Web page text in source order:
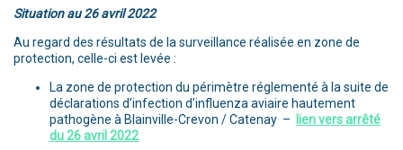
Situation au 26 avril2022
Au regard des résultats de la surveillance réalisée en zone de
protection, celle-ci est levée :
La zone de protection du périmètre réglementé à la suite de
déclarations d’infection d’influenza aviaire hautement
pathogène à Blainville-Crevon / Catenay –
lien vers arrêté
du 26 avril 2022